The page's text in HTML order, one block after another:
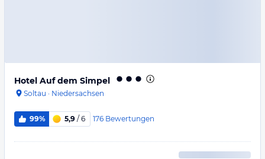
Hotel Auf dem Simpel
Soltau · Niedersachsen
99% 5,9 / 6 176 Bewertungen